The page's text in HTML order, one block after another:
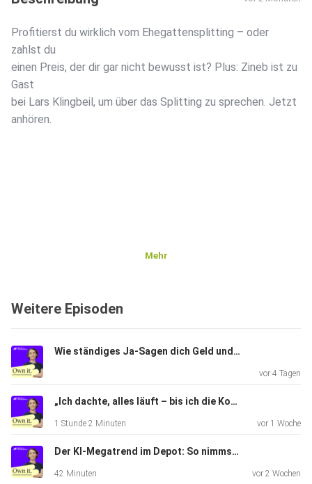
Profitierst du wirklich vom Ehegattensplitting – oder
zahlst du
einen Preis, der dir gar nicht bewusst ist? Plus: Zineb ist zu
Gast
bei Lars Klingbeil, um über das Splitting zu sprechen. Jetzt
anhören.
Mehr
Weitere Episoden
Wie ständiges Ja-Sagen dich Geld und Freiheit kostet – MMP meets Ruth Moschner | Episode #473
vor 4 Tagen
„Ich dachte, alles läuft – bis ich die Kosten sah" – Money Stories: Sandra | Episode #472
1 Stunde 2 Minuten vor 1 Woche
Der KI-Megatrend im Depot: So nimmst du ihn mit, ohne dich zu verzocken | Moneytalk | Episode #471
42 Minuten vor 2 Wochen